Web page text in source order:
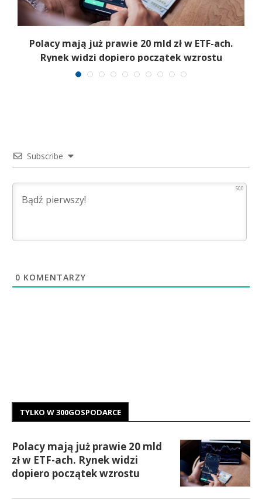
Polacy mają już prawie 20 mld zł w ETF-ach.
Rynek widzi dopiero początek wzrostu
Subscribe
500
0 KOMENTARZY
TYLKO W 300GOSPODARCE
Polacy mają już prawie 20 mld
zł w ETF-ach. Rynek widzi
dopiero początek wzrostu